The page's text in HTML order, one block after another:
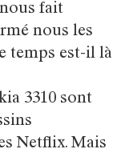
fait
nous les
temps est-il là
3310 sont
Netflix. Mais